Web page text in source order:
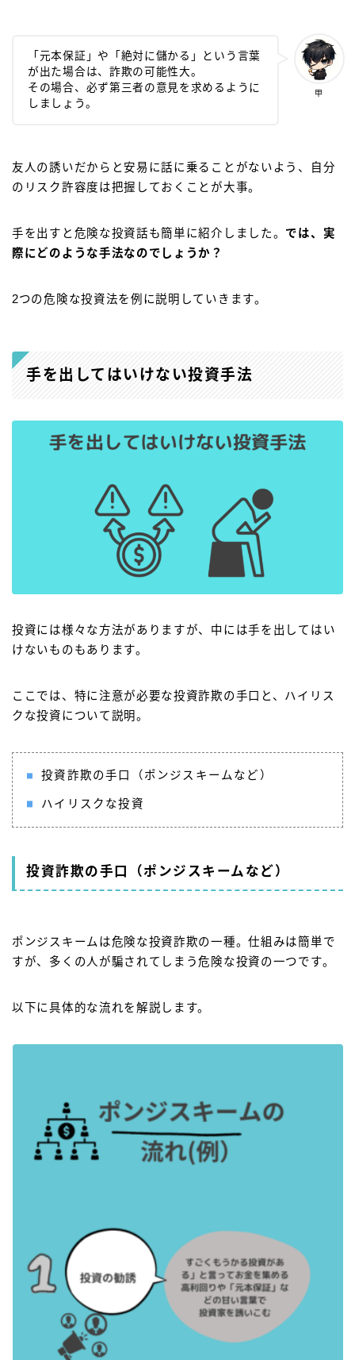
甲
「元本保証」や「絶対に儲かる」という言葉
が出た場合は、詐欺の可能性大。
その場合、必ず第三者の意見を求めるように
しましょう。
友人の誘いだからと安易に話に乗ることがないよう、自分
のリスク許容度は把握しておくことが大事。
手を出すと危険な投資話も簡単に紹介しました。 では、実
際にどのような手法なのでしょうか？
2つの危険な投資法を例に説明していきます。
手を出してはいけない投資手法
投資には様々な方法がありますが、中には手を出してはい
けないものもあります。
ここでは、特に注意が必要な投資詐欺の手口と、ハイリス
クな投資について説明。
投資詐欺の手口（ポンジスキームなど）
ハイリスクな投資
投資詐欺の手口（ポンジスキームなど）
ポンジスキームは危険な投資詐欺の一種。仕組みは簡単で
すが、多くの人が騙されてしまう危険な投資の一つです。
以下に具体的な流れを解説します。